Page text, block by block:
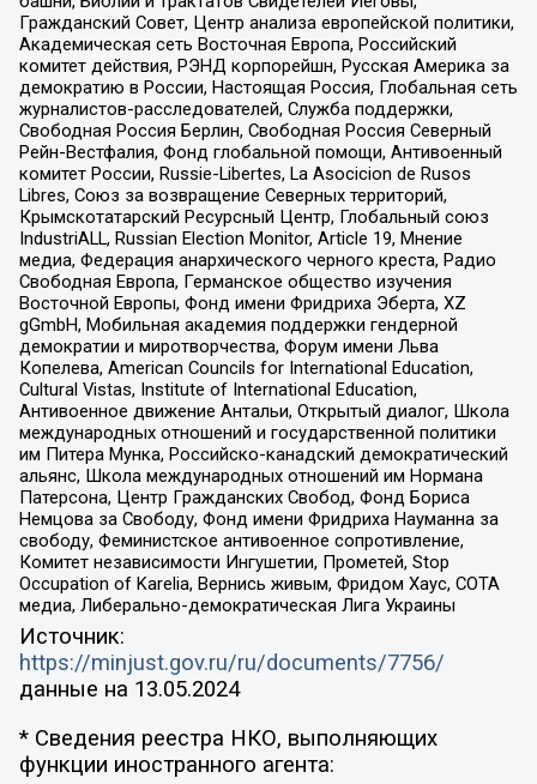
Гражданский Совет, Центр анализа европейской политики,
Академическая сеть Восточная Европа, Российский
комитет действия, РЭНД корпорейшн, Русская Америка за
демократию в России, Настоящая Россия, Глобальная сеть
журналистов-расследователей, Служба поддержки,
Свободная Россия Берлин, Свободная Россия Северный
Рейн-Вестфалия, Фонд глобальной помощи, Антивоенный
комитет России, Russie-Libertes, La Asocicion de Rusos
Libres, Союз за возвращение Северных территорий,
Крымскотатарский Ресурсный Центр, Глобальный союз
IndustriALL, Russian Election Monitor, Article 19, Мнение
медиа, Федерация анархического черного креста, Радио
Свободная Европа, Германское общество изучения
Восточной Европы, Фонд имени Фридриха Эберта, XZ
gGmbH, Мобильная академия поддержки гендерной
демократии и миротворчества, Форум имени Льва
Копелева, American Councils for International Education,
Cultural Vistas, Institute of International Education,
Антивоенное движение Антальи, Открытый диалог, Школа
международных отношений и государственной политики
им Питера Мунка, Российско-канадский демократический
альянс, Школа международных отношений им Нормана
Патерсона, Центр Гражданских Свобод, Фонд Бориса
Немцова за Свободу, Фонд имени Фридриха Науманна за
свободу, Феминистское антивоенное сопротивление,
Комитет независимости Ингушетии, Прометей, Stop
Occupation of Karelia, Вернись живым, Фридом Хаус, СОТА
медиа, Либерально-демократическая Лига Украины
Источник:
https://minjust.gov.ru/ru/documents/7756/
данные на 13.05.2024
* Сведения реестра НКО, выполняющих
функции иностранного агента: